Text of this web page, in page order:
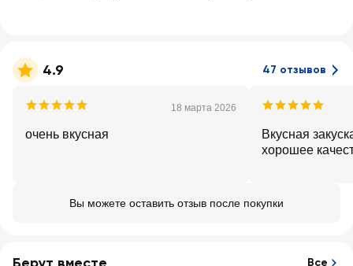
4.9 47 отзывов
18 марта 2026
очень вкусная
Вкусная
хорошее
Вы можете оставить отзыв после покупки
Все